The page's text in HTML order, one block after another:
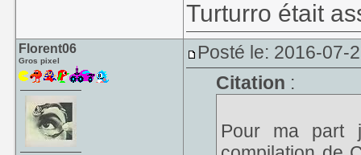
Turturro était
Florent06
Gros pixel
Posté le: 2016-07-
Citation :
Pour ma part